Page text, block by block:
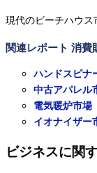
現代のビーチハウス
関連レポート 消費
ハンドスピナ
中古アパレル
電気暖炉市場
イオナイザー
ビジネスに関